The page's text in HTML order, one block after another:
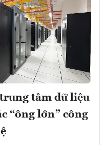
tâm dữ liệu
“ông lớn” công